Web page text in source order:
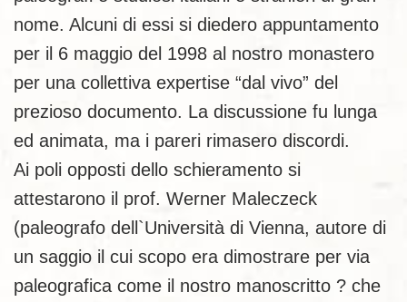
nome. Alcuni di essi si diedero appuntamento
per il 6 maggio del 1998 al nostro monastero
per una collettiva expertise “dal vivo” del
prezioso documento. La discussione fu lunga
ed animata, ma i pareri rimasero discordi.
Ai poli opposti dello schieramento si
attestarono il prof. Werner Maleczeck
(paleografo dell`Università di Vienna, autore di
un saggio il cui scopo era dimostrare per via
paleografica come il nostro manoscritto ? che